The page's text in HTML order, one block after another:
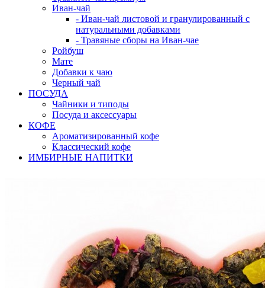
Иван-чай
- Иван-чай листовой и гранулированный с
натуральными добавками
- Травяные сборы на Иван-чае
Ройбуш
Мате
Добавки к чаю
Черный чай
ПОСУДА
Чайники и типоды
Посуда и аксессуары
КОФЕ
Ароматизированный кофе
Классический кофе
ИМБИРНЫЕ НАПИТКИ